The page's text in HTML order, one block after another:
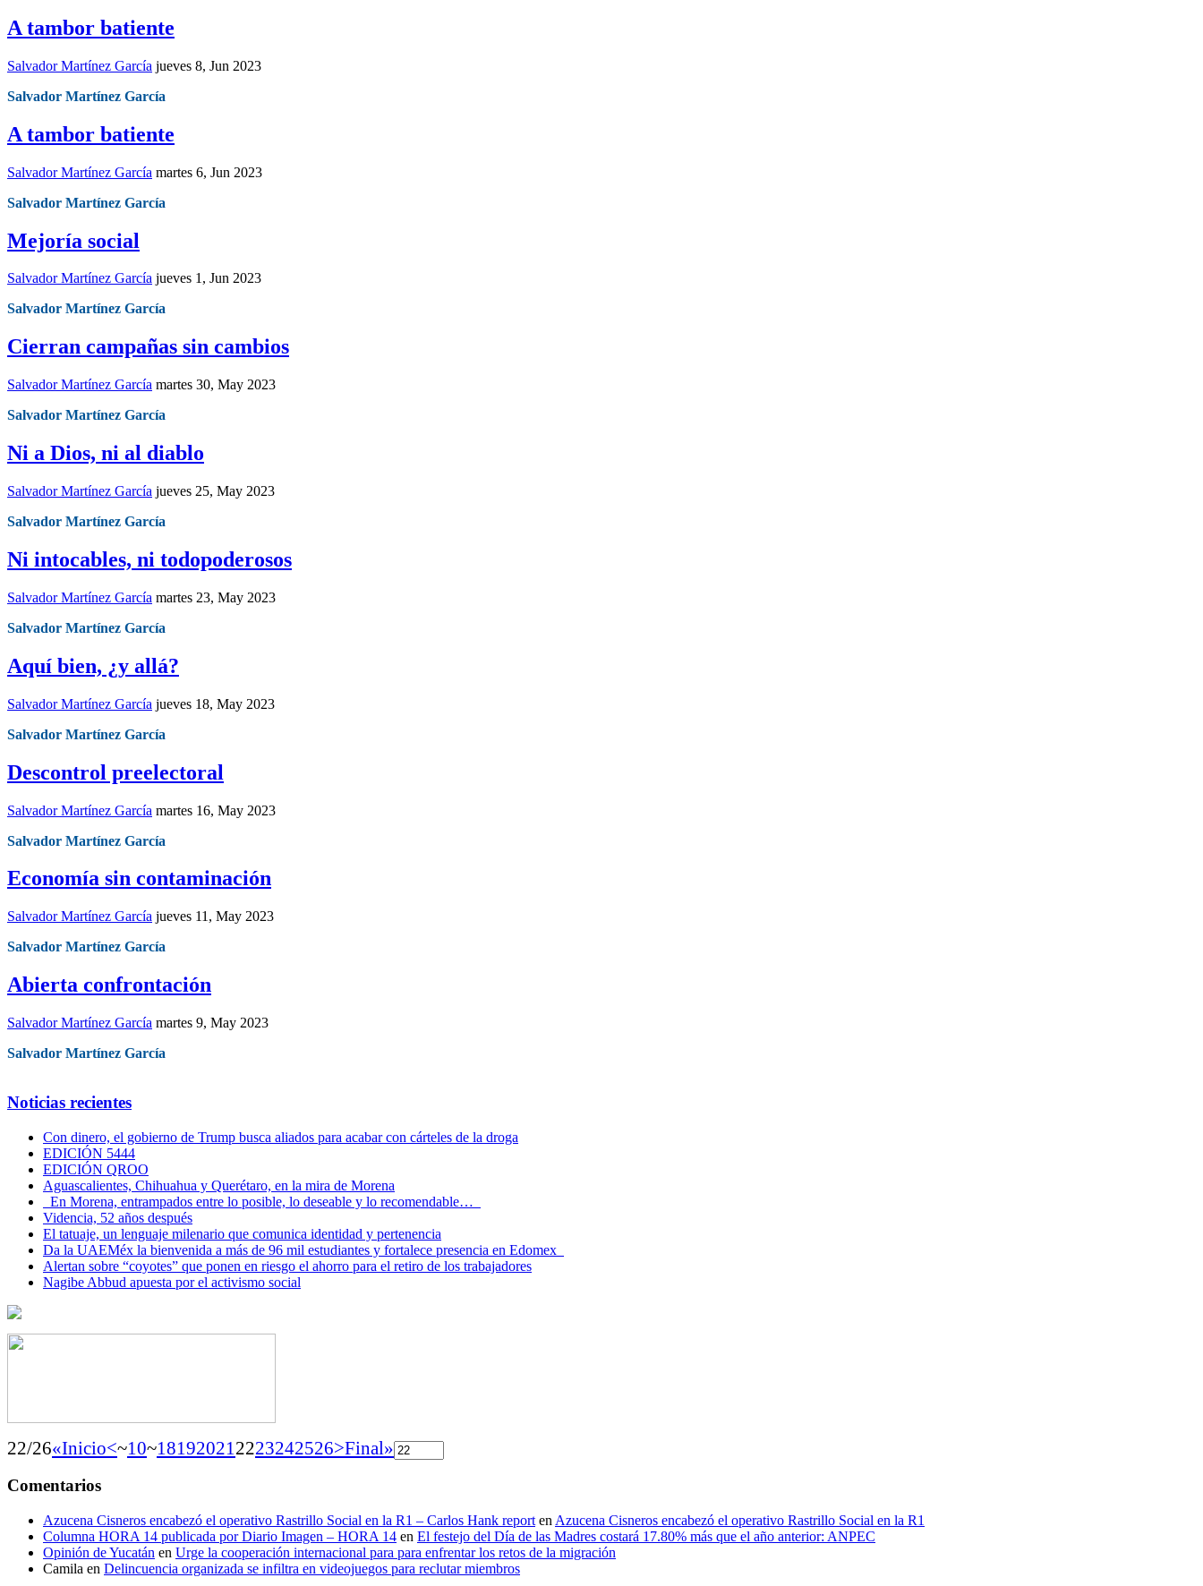
A tambor batiente
Salvador Martínez García jueves 8, Jun 2023
Salvador Martínez García
A tambor batiente
Salvador Martínez García martes 6, Jun 2023
Salvador Martínez García
Mejoría social
Salvador Martínez García jueves 1, Jun 2023
Salvador Martínez García
Cierran campañas sin cambios
Salvador Martínez García martes 30, May 2023
Salvador Martínez García
Ni a Dios, ni al diablo
Salvador Martínez García jueves 25, May 2023
Salvador Martínez García
Ni intocables, ni todopoderosos
Salvador Martínez García martes 23, May 2023
Salvador Martínez García
Aquí bien, ¿y allá?
Salvador Martínez García jueves 18, May 2023
Salvador Martínez García
Descontrol preelectoral
Salvador Martínez García martes 16, May 2023
Salvador Martínez García
Economía sin contaminación
Salvador Martínez García jueves 11, May 2023
Salvador Martínez García
Abierta confrontación
Salvador Martínez García martes 9, May 2023
Salvador Martínez García
Noticias recientes
Con dinero, el gobierno de Trump busca aliados para acabar con cárteles de la droga
EDICIÓN 5444
EDICIÓN QROO
Aguascalientes, Chihuahua y Querétaro, en la mira de Morena
En Morena, entrampados entre lo posible, lo deseable y lo recomendable…
Videncia, 52 años después
El tatuaje, un lenguaje milenario que comunica identidad y pertenencia
Da la UAEMéx la bienvenida a más de 96 mil estudiantes y fortalece presencia en Edomex
Alertan sobre “coyotes” que ponen en riesgo el ahorro para el retiro de los trabajadores
Nagibe Abbud apuesta por el activismo social
22/26«Inicio<~10~18192021 2223242526>Final»
Comentarios
Azucena Cisneros encabezó el operativo Rastrillo Social en la R1 – Carlos Hank report en Azucena Cisneros encabezó el operativo Rastrillo Social en la R1
Columna HORA 14 publicada por Diario Imagen – HORA 14 en El festejo del Día de las Madres costará 17.80% más que el año anterior: ANPEC
Opinión de Yucatán en Urge la cooperación internacional para para enfrentar los retos de la migración
Camila en Delincuencia organizada se infiltra en videojuegos para reclutar miembros